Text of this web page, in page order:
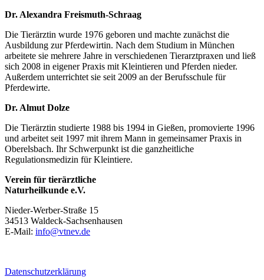
Dr. Alexandra Freismuth-Schraag
Die Tierärztin wurde 1976 geboren und machte zunächst die
Ausbildung zur Pferdewirtin. Nach dem Studium in München
arbeitete sie mehrere Jahre in verschiedenen Tierarztpraxen und ließ
sich 2008 in eigener Praxis mit Kleintieren und Pferden nieder.
Außerdem unterrichtet sie seit 2009 an der Berufsschule für
Pferdewirte.
Dr. Almut Dolze
Die Tierärztin studierte 1988 bis 1994 in Gießen, promovierte 1996
und arbeitet seit 1997 mit ihrem Mann in gemeinsamer Praxis in
Oberelsbach. Ihr Schwerpunkt ist die ganzheitliche
Regulationsmedizin für Kleintiere.
Verein für tierärztliche
Naturheilkunde e.V.
Nieder-Werber-Straße 15
34513 Waldeck-Sachsenhausen
E-Mail: info@vtnev.de
Datenschutzerklärung